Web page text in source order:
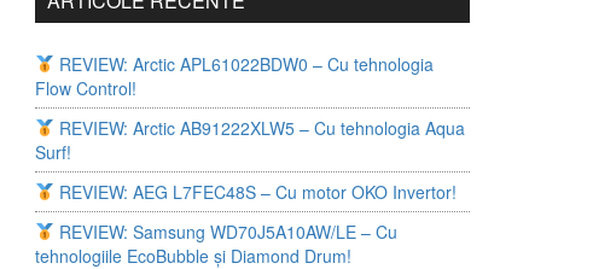
REVIEW: Arctic APL61022BDW0 – Cu tehnologia
Flow Control!
REVIEW: Arctic AB91222XLW5 – Cu tehnologia Aqua
Surf!
REVIEW: AEG L7FEC48S – Cu motor OKO Invertor!
REVIEW: Samsung WD70J5A10AW/LE – Cu
tehnologiile EcoBubble și Diamond Drum!